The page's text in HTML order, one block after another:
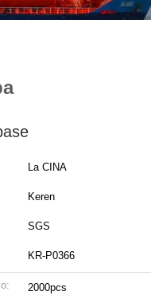
La CINA
Keren
SGS
KR-P0366
2000pcs